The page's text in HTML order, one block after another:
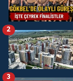
2
3